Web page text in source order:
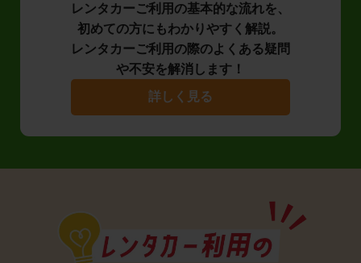
レンタカーご利用の基本的な流れを、
初めての方にもわかりやすく解説。
レンタカーご利用の際のよくある疑問
や不安を解消します！
詳しく見る